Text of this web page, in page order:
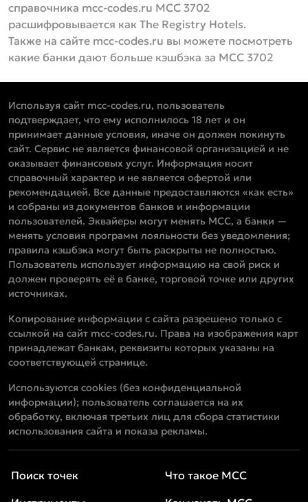
справочника mcc-codes.ru MCC 3702
расшифровывается как The Registry Hotels.
Также на сайте mcc-codes.ru вы можете посмотреть
какие банки дают больше кэшбэка за MCC 3702
Используя сайт mcc-codes.ru, пользователь
подтверждает, что ему исполнилось 18 лет и он
принимает данные условия, иначе он должен покинуть
сайт. Сервис не является финансовой организацией и не
оказывает финансовых услуг. Информация носит
справочный характер и не является офертой или
рекомендацией. Все данные предоставляются «как есть»
и собраны из документов банков и информации
пользователей. Эквайеры могут менять MCC, а банки —
менять условия программ лояльности без уведомления;
правила кэшбэка могут быть раскрыты не полностью.
Пользователь использует информацию на свой риск и
должен проверять её в банке, торговой точке или других
источниках.
Копирование информации с сайта разрешено только с
ссылкой на сайт mcc-codes.ru. Права на изображения карт
принадлежат банкам, реквизиты которых указаны на
соответствующей странице.
Используются cookies (без конфиденциальной
информации); пользователь соглашается на их
обработку, включая третьих лиц для сбора статистики
использования сайта и показа рекламы.
Поиск точек
Что такое MCC